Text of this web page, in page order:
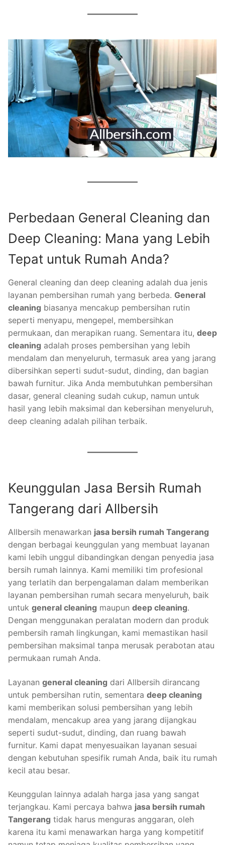
Perbedaan General Cleaning dan
Deep Cleaning: Mana yang Lebih
Tepat untuk Rumah Anda?
General cleaning dan deep cleaning adalah dua jenis
layanan pembersihan rumah yang berbeda. General
cleaning biasanya mencakup pembersihan rutin
seperti menyapu, mengepel, membersihkan
permukaan, dan merapikan ruang. Sementara itu, deep
cleaning adalah proses pembersihan yang lebih
mendalam dan menyeluruh, termasuk area yang jarang
dibersihkan seperti sudut-sudut, dinding, dan bagian
bawah furnitur. Jika Anda membutuhkan pembersihan
dasar, general cleaning sudah cukup, namun untuk
hasil yang lebih maksimal dan kebersihan menyeluruh,
deep cleaning adalah pilihan terbaik.
Keunggulan Jasa Bersih Rumah
Tangerang dari Allbersih
Allbersih menawarkan jasa bersih rumah Tangerang
dengan berbagai keunggulan yang membuat layanan
kami lebih unggul dibandingkan dengan penyedia jasa
bersih rumah lainnya. Kami memiliki tim profesional
yang terlatih dan berpengalaman dalam memberikan
layanan pembersihan rumah secara menyeluruh, baik
untuk general cleaning maupun deep cleaning.
Dengan menggunakan peralatan modern dan produk
pembersih ramah lingkungan, kami memastikan hasil
pembersihan maksimal tanpa merusak perabotan atau
permukaan rumah Anda.
Layanan general cleaning dari Allbersih dirancang
untuk pembersihan rutin, sementara deep cleaning
kami memberikan solusi pembersihan yang lebih
mendalam, mencakup area yang jarang dijangkau
seperti sudut-sudut, dinding, dan ruang bawah
furnitur. Kami dapat menyesuaikan layanan sesuai
dengan kebutuhan spesifik rumah Anda, baik itu rumah
kecil atau besar.
Keunggulan lainnya adalah harga jasa yang sangat
terjangkau. Kami percaya bahwa jasa bersih rumah
Tangerang tidak harus menguras anggaran, oleh
karena itu kami menawarkan harga yang kompetitif